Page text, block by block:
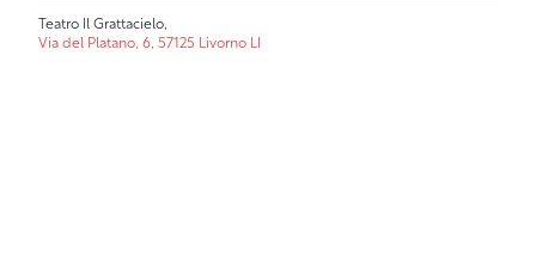
Teatro Il Grattacielo,
Via del Platano, 6, 57125 Livorno LI